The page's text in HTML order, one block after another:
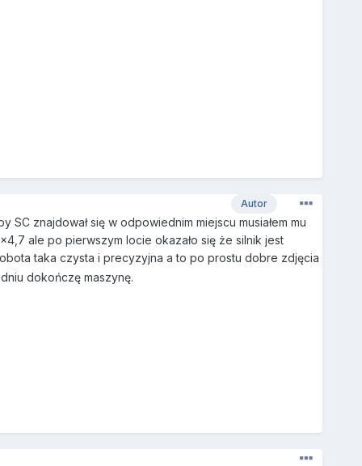
Autor
znajdował się w odpowiednim miejscu musiałem mu
ale po pierwszym locie okazało się że silnik jest
taka czysta i precyzyjna a to po prostu dobre zdjęcia
dokończę maszynę.